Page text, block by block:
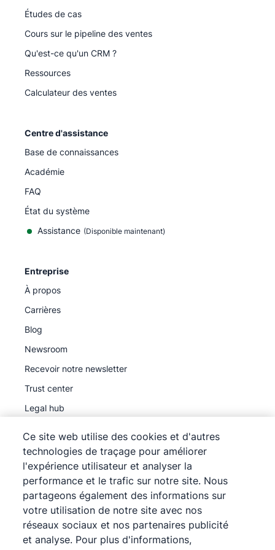
Études de cas
Cours sur le pipeline des ventes
Qu'est-ce qu'un CRM ?
Ressources
Calculateur des ventes
Centre d'assistance
Base de connaissances
Académie
FAQ
État du système
Assistance (Disponible maintenant)
Entreprise
À propos
Carrières
Blog
Newsroom
Recevoir notre newsletter
Trust center
Legal hub
©2026Pipedrive
Pipedrive
Conditions d'utilisation
Pipedrive
Déclaration de confidentialité
Ce site web utilise des cookies et d'autres
technologies de traçage pour améliorer
l'expérience utilisateur et analyser la
performance et le trafic sur notre site. Nous
partageons également des informations sur
votre utilisation de notre site avec nos
réseaux sociaux et nos partenaires publicité
et analyse. Pour plus d'informations,